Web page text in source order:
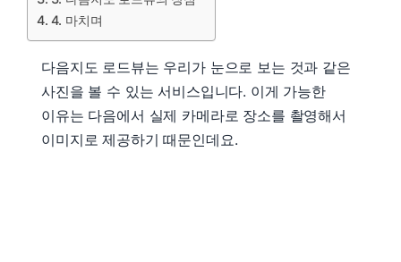
4. 마치며
다음지도 로드뷰는 우리가 눈으로 보는 것과 같은
사진을 볼 수 있는 서비스입니다. 이게 가능한
이유는 다음에서 실제 카메라로 장소를 촬영해서
이미지로 제공하기 때문인데요.